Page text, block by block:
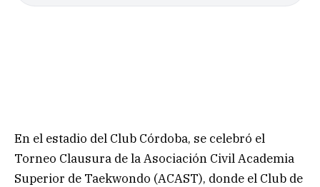
En el estadio del Club Córdoba, se celebró el
Torneo Clausura de la Asociación Civil Academia
Superior de Taekwondo (ACAST), donde el Club de